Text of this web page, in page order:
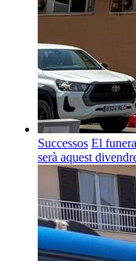
Successos El
serà aquest